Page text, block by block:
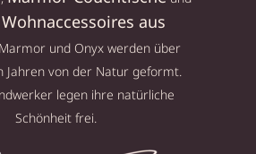
Wohnaccessoires aus
und Onyx werden über
Jahren von der Natur geformt.
legen ihre natürliche
Schönheit frei.